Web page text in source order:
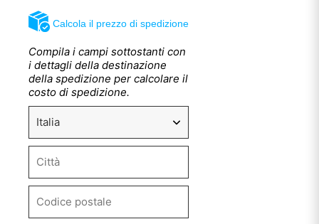
Calcola il prezzo di spedizione
Compila i campi sottostanti con
i dettagli della destinazione
della spedizione per calcolare il
costo di spedizione.